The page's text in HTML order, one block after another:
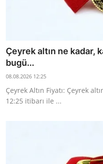
Kapalı Çarşı
Çeyrek altın ne kadar,
bugü...
08.08.2026 12:25
Çeyrek Altın Fiyatı: Çeyrek
12:25 itibarı ile ...